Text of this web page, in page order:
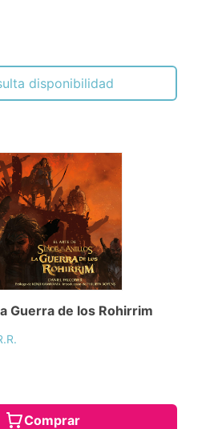
disponibilidad
Guerra de los Rohirrim
Comprar